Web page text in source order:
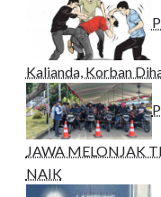
Kalianda, Korban
JAWA MELONJAK
NAIK